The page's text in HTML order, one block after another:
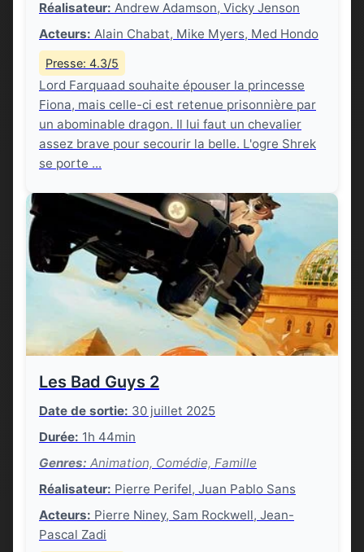
Réalisateur: Andrew Adamson, Vicky Jenson
Acteurs: Alain Chabat, Mike Myers, Med Hondo
Presse: 4.3/5
Lord Farquaad souhaite épouser la princesse
Fiona, mais celle-ci est retenue prisonnière par
un abominable dragon. Il lui faut un chevalier
assez brave pour secourir la belle. L'ogre Shrek
se porte ...
Les Bad Guys 2
Date de sortie: 30 juillet 2025
Durée: 1h 44min
Genres: Animation, Comédie, Famille
Réalisateur: Pierre Perifel, Juan Pablo Sans
Acteurs: Pierre Niney, Sam Rockwell, Jean-
Pascal Zadi